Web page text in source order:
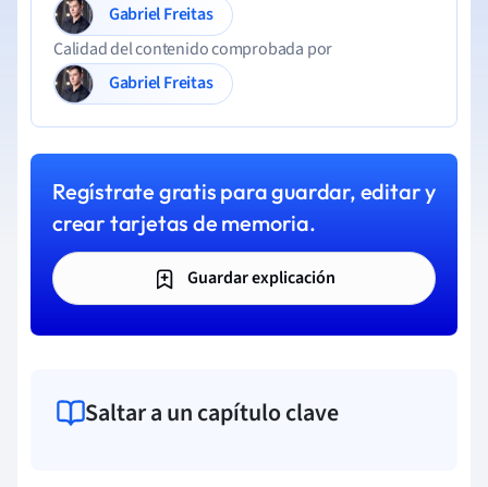
Gabriel Freitas
Calidad del contenido comprobada por
Gabriel Freitas
Regístrate gratis para guardar, editar y
crear tarjetas de memoria.
Guardar explicación
Saltar a un capítulo clave